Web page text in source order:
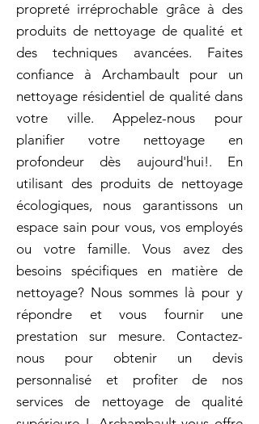
propreté irréprochable grâce à des
produits de nettoyage de qualité et
des techniques avancées. Faites
confiance à Archambault pour un
nettoyage résidentiel de qualité dans
votre ville. Appelez-nous pour
planifier votre nettoyage en
profondeur dès aujourd'hui!. En
utilisant des produits de nettoyage
écologiques, nous garantissons un
espace sain pour vous, vos employés
ou votre famille. Vous avez des
besoins spécifiques en matière de
nettoyage? Nous sommes là pour y
répondre et vous fournir une
prestation sur mesure. Contactez-
nous pour obtenir un devis
personnalisé et profiter de nos
services de nettoyage de qualité